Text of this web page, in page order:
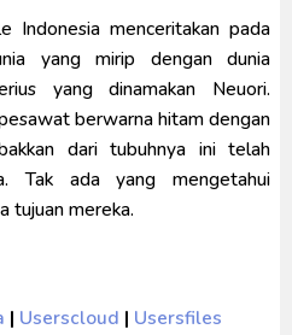
Indonesia menceritakan pada
yang mirip dengan dunia
yang dinamakan Neuori.
berwarna hitam dengan
dari tubuhnya ini telah
Tak ada yang mengetahui
tujuan mereka.
| Userscloud | Usersfiles